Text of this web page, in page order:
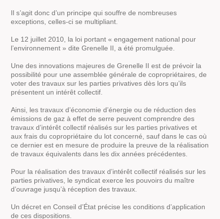
Il s’agit donc d’un principe qui souffre de nombreuses
exceptions, celles-ci se multipliant.
Le 12 juillet 2010, la loi portant « engagement national pour
l’environnement » dite Grenelle II, a été promulguée.
Une des innovations majeures de Grenelle II est de prévoir la
possibilité pour une assemblée générale de copropriétaires, de
voter des travaux sur les parties privatives dès lors qu’ils
présentent un intérêt collectif.
Ainsi, les travaux d’économie d’énergie ou de réduction des
émissions de gaz à effet de serre peuvent comprendre des
travaux d’intérêt collectif réalisés sur les parties privatives et
aux frais du copropriétaire du lot concerné, sauf dans le cas où
ce dernier est en mesure de produire la preuve de la réalisation
de travaux équivalents dans les dix années précédentes.
Pour la réalisation des travaux d’intérêt collectif réalisés sur les
parties privatives, le syndicat exerce les pouvoirs du maître
d’ouvrage jusqu’à réception des travaux.
Un décret en Conseil d’État précise les conditions d’application
de ces dispositions.